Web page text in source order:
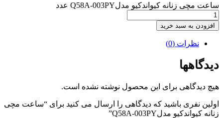
ساعت مچی زنانه کیواندکیو مدلQ58A-003PY عدد
افزودن به سبد خرید
نظرات (0)
دیدگاهها
هیچ دیدگاهی برای این محصول نوشته نشده است.
اولین نفری باشید که دیدگاهی را ارسال می کنید برای “ساعت مچی
زنانه کیواندکیو مدلQ58A-003PY”